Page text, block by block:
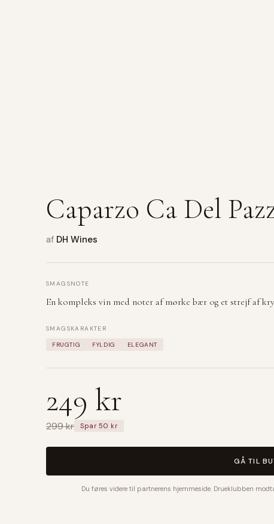
Caparzo Ca Del
af DH Wines
SMAGSNOTE
En kompleks vin med noter af mørke bær og et strejf af
SMAGSKARAKTER
FRUGTIG FYLDIG ELEGANT
249 kr
299 kr Spar 50 kr
GÅ TIL
Du føres videre til partnerens hjemmeside. Drueklubben